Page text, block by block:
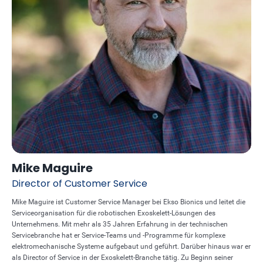
Mike Maguire
Director of Customer Service
Mike Maguire ist Customer Service Manager bei Ekso Bionics und leitet die
Serviceorganisation für die robotischen Exoskelett-Lösungen des
Unternehmens. Mit mehr als 35 Jahren Erfahrung in der technischen
Servicebranche hat er Service-Teams und -Programme für komplexe
elektromechanische Systeme aufgebaut und geführt. Darüber hinaus war er
als Director of Service in der Exoskelett-Branche tätig. Zu Beginn seiner